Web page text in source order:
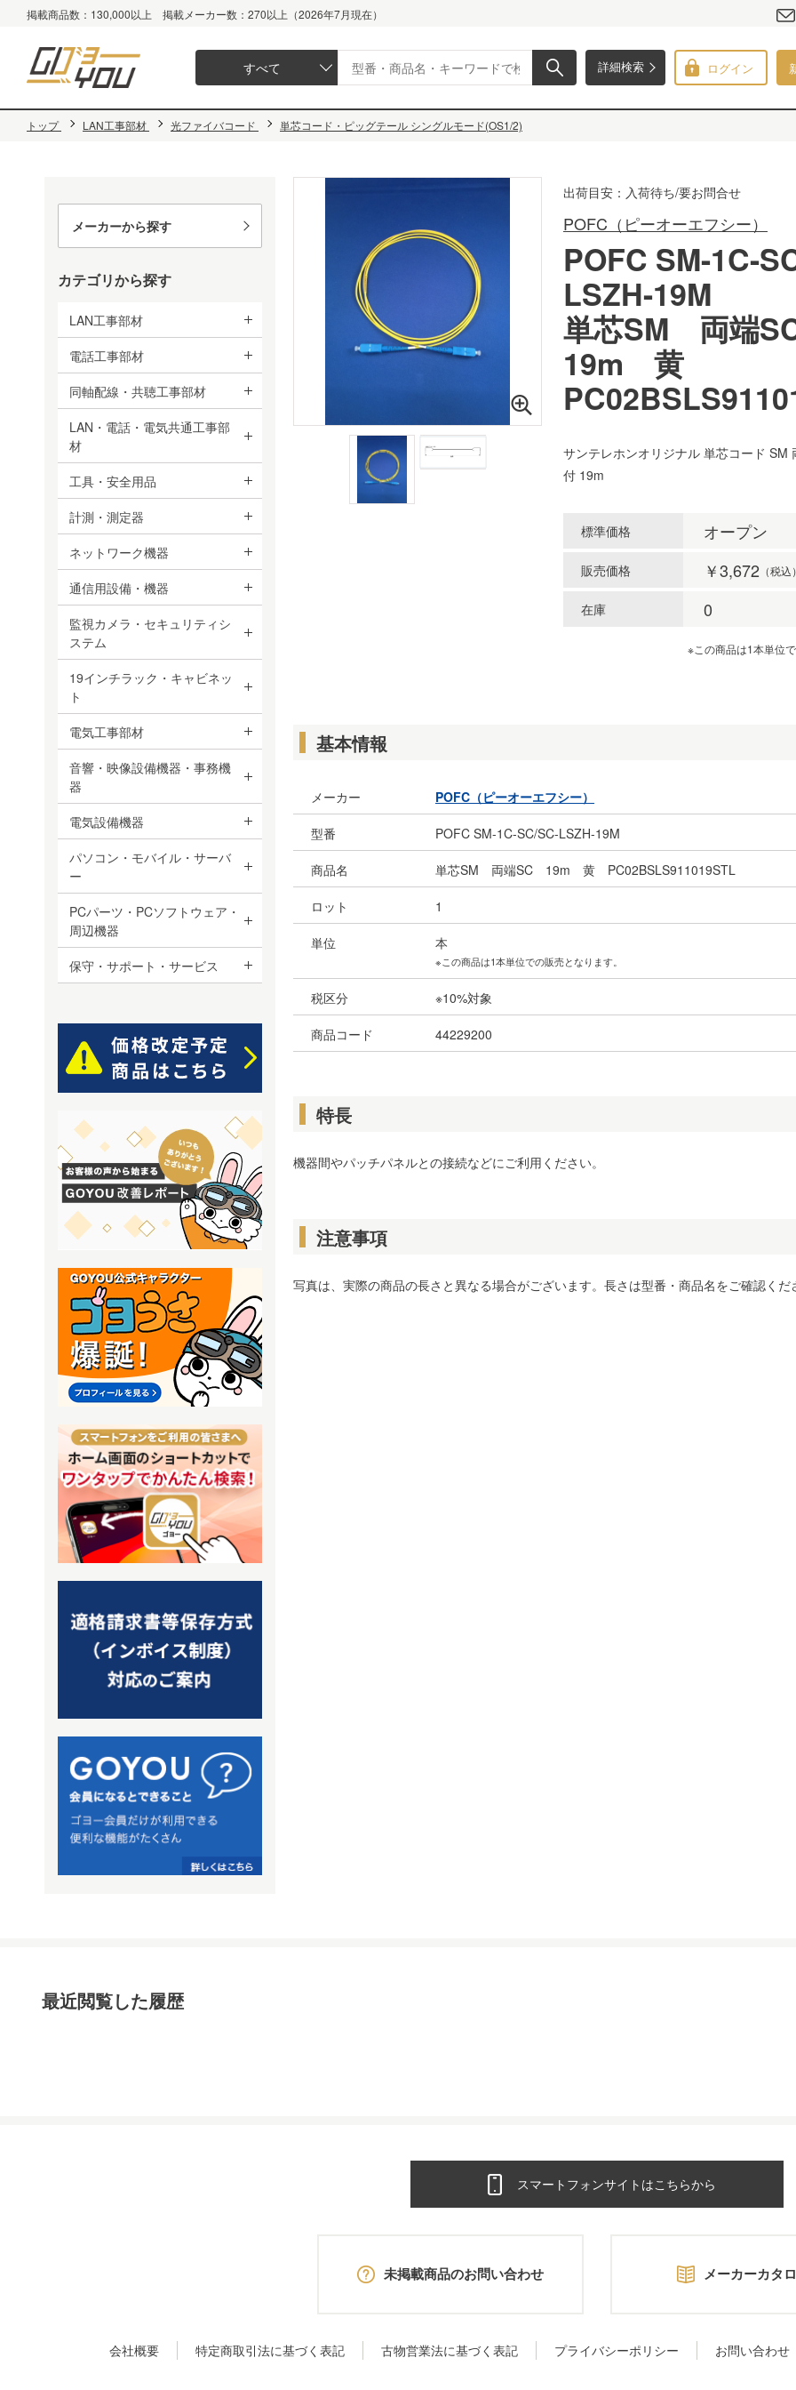
掲載商品数：130,000以上 掲載メーカー数：270以上（2026年7月現在）
詳細検索
すべて ログイン
トップ LAN工事部材 光ファイバコード 単芯コード・ピッグテール シングルモード(OS1/2)
出荷目安：入荷待ち/要お問合せ
POFC（ピーオーエフシー）
POFC SM-1C-
LSZH-19M
単芯SM 両端
19m 黄
サンテレホンオリジナル 単芯コード SM
付 19m
標準価格 オープン
販売価格 ￥3,672 （税込
在庫 0
※この商品は1本単位
基本情報
メーカー POFC（ピーオーエフシー）
型番 POFC SM-1C-SC/SC-LSZH-19M
商品名 単芯SM 両端SC 19m 黄 PC02BSLS911019STL
ロット 1
単位 本
※この商品は1本単位での販売となります。
税区分 ※10%対象
商品コード 44229200
特長
機器間やパッチパネルとの接続などにご利用ください。
注意事項
写真は、実際の商品の長さと異なる場合がございます。長さは型番・商品名をご確認くだ
メーカーから探す
カテゴリから探す
LAN工事部材
電話工事部材
同軸配線・共聴工事部材
LAN・電話・電気共通工事部
材
工具・安全用品
計測・測定器
ネットワーク機器
通信用設備・機器
監視カメラ・セキュリティシ
ステム
19インチラック・キャビネッ
ト
電気工事部材
音響・映像設備機器・事務機
器
電気設備機器
パソコン・モバイル・サーバ
ー
PCパーツ・PCソフトウェア・
周辺機器
保守・サポート・サービス
最近閲覧した履歴
スマートフォンサイトはこちらから
未掲載商品のお問い合わせ メーカーカタ
会社概要 特定商取引法に基づく表記 古物営業法に基づく表記 プライバシーポリシー お問い合わせ